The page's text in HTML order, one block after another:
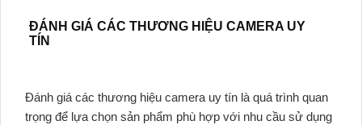
ĐÁNH GIÁ CÁC THƯƠNG HIỆU CAMERA UY
TÍN
Đánh giá các thương hiệu camera uy tín là quá trình quan
trọng để lựa chọn sản phẩm phù hợp với nhu cầu sử dụng